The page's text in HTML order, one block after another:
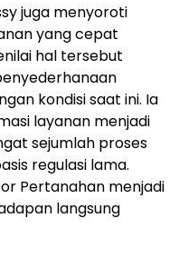
juga menyoroti
yang cepat
hal tersebut
kondisi saat ini. Ia
layanan menjadi
sejumlah proses
regulasi lama.
Pertanahan menjadi
langsung